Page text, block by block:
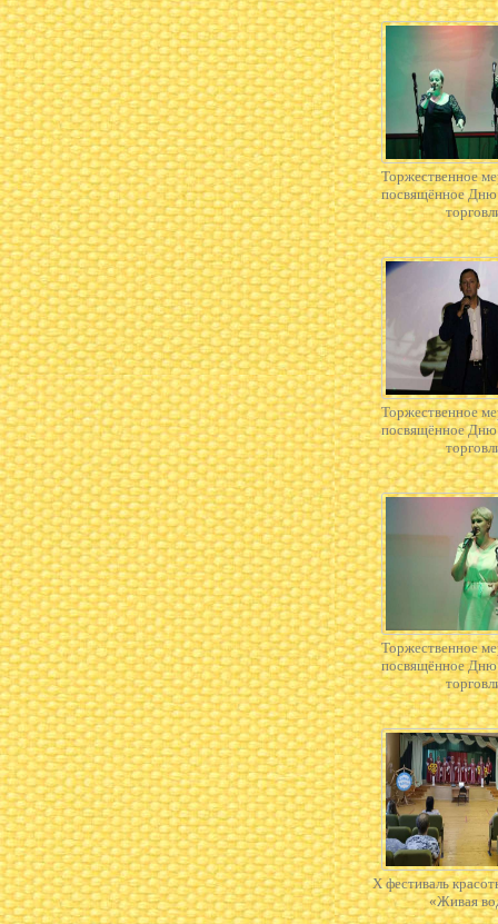
Торжественное
посвящённое Дню
Торжественное
посвящённое Дню
Торжественное
посвящённое Дню
X фестиваль
«Живая